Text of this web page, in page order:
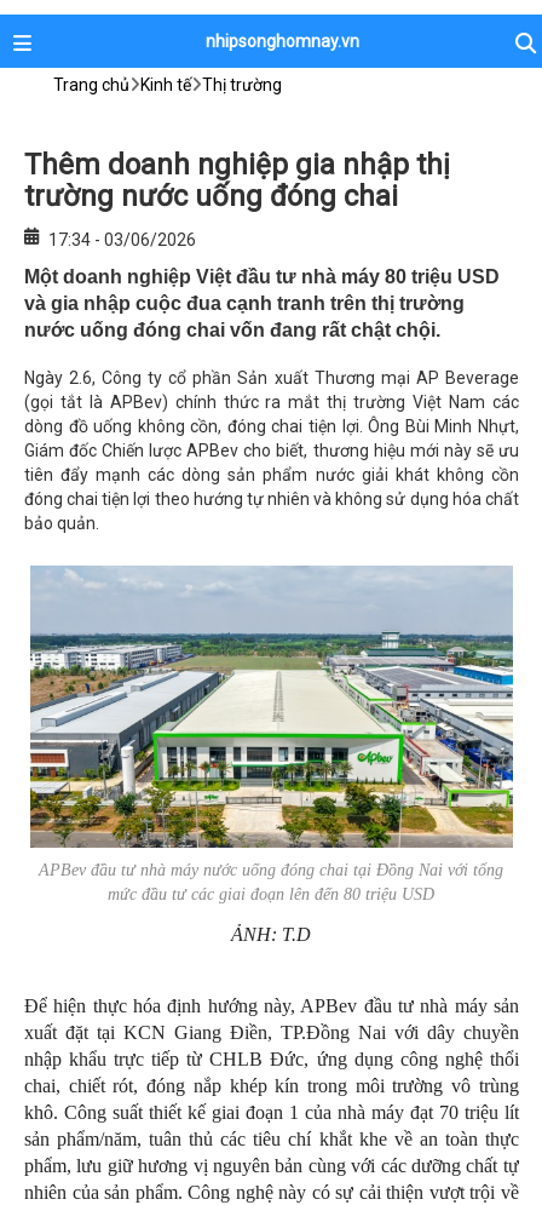
nhipsonghomnay.vn
Trang chủ Kinh tế Thị trường
Thêm doanh nghiệp gia nhập thị
trường nước uống đóng chai
17:34 - 03/06/2026
Một doanh nghiệp Việt đầu tư nhà máy 80 triệu USD
và gia nhập cuộc đua cạnh tranh trên thị trường
nước uống đóng chai vốn đang rất chật chội.
Ngày 2.6, Công ty cổ phần Sản xuất Thương mại AP Beverage
(gọi tắt là APBev) chính thức ra mắt thị trường Việt Nam các
dòng đồ uống không cồn, đóng chai tiện lợi. Ông Bùi Minh Nhựt,
Giám đốc Chiến lược APBev cho biết, thương hiệu mới này sẽ ưu
tiên đẩy mạnh các dòng sản phẩm nước giải khát không cồn
đóng chai tiện lợi theo hướng tự nhiên và không sử dụng hóa chất
bảo quản.
APBev đầu tư nhà máy nước uống đóng chai tại Đồng Nai với tổng
mức đầu tư các giai đoạn lên đến 80 triệu USD
ẢNH: T.D
Để hiện thực hóa định hướng này, APBev đầu tư nhà máy sản
xuất đặt tại KCN Giang Điền, TP.Đồng Nai với dây chuyền
nhập khẩu trực tiếp từ CHLB Đức, ứng dụng công nghệ thổi
chai, chiết rót, đóng nắp khép kín trong môi trường vô trùng
khô. Công suất thiết kế giai đoạn 1 của nhà máy đạt 70 triệu lít
sản phẩm/năm, tuân thủ các tiêu chí khắt khe về an toàn thực
phẩm, lưu giữ hương vị nguyên bản cùng với các dưỡng chất tự
nhiên của sản phẩm. Công nghệ này có sự cải thiện vượt trội về